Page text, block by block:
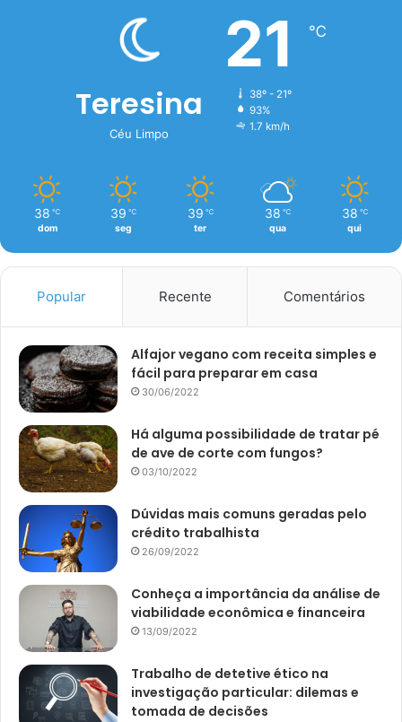
Teresina
Céu Limpo
21 ℃
38º - 21º
93%
1.7 km/h
38 ℃
dom
39 ℃
seg
39 ℃
ter
38 ℃
qua
38 ℃
qui
Popular Recente Comentários
Alfajor vegano com receita simples e
fácil para preparar em casa
30/06/2022
Há alguma possibilidade de tratar pé
de ave de corte com fungos?
03/10/2022
Dúvidas mais comuns geradas pelo
crédito trabalhista
26/09/2022
Conheça a importância da análise de
viabilidade econômica e financeira
13/09/2022
Trabalho de detetive ético na
investigação particular: dilemas e
tomada de decisões